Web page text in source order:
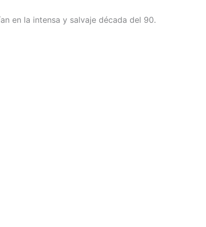
en la intensa y salvaje década del 90.